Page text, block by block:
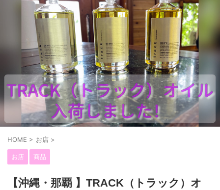
HOME > お店 >
お店 商品
【沖縄・那覇 】TRACK（トラック）オ